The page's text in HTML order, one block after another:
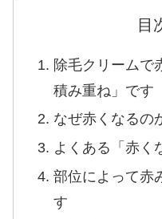
目
除毛クリームで
積み重ね」です
なぜ赤くなるの
よくある「赤く
部位によって赤
す